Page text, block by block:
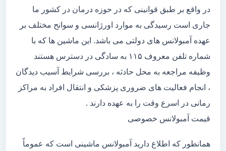
در واقع بر طبق قوانینی که در حوزه درمان در کشور ما
جاری است رسیدگی به موارد اورژانسی و سوانح مختلف بر
عهده آمبولانس های دولتی می باشد. این ماشین ها که با
شماره تلفن معروف ۱۱۵ به سادگی در دسترس هستند
وظیفه مراجعه به محل حادثه ، بررسی شرایط آسیب دیدگان
، انجام فعالیت های ضروری پزشکی و انتقال افراد به مراکز
رمانی در اسرع وقت را به عهده دارند .
قیمت آمبولانس خصوصی
همانطور که اطلاع دارید آمبولانس ماشینی است که عموماً